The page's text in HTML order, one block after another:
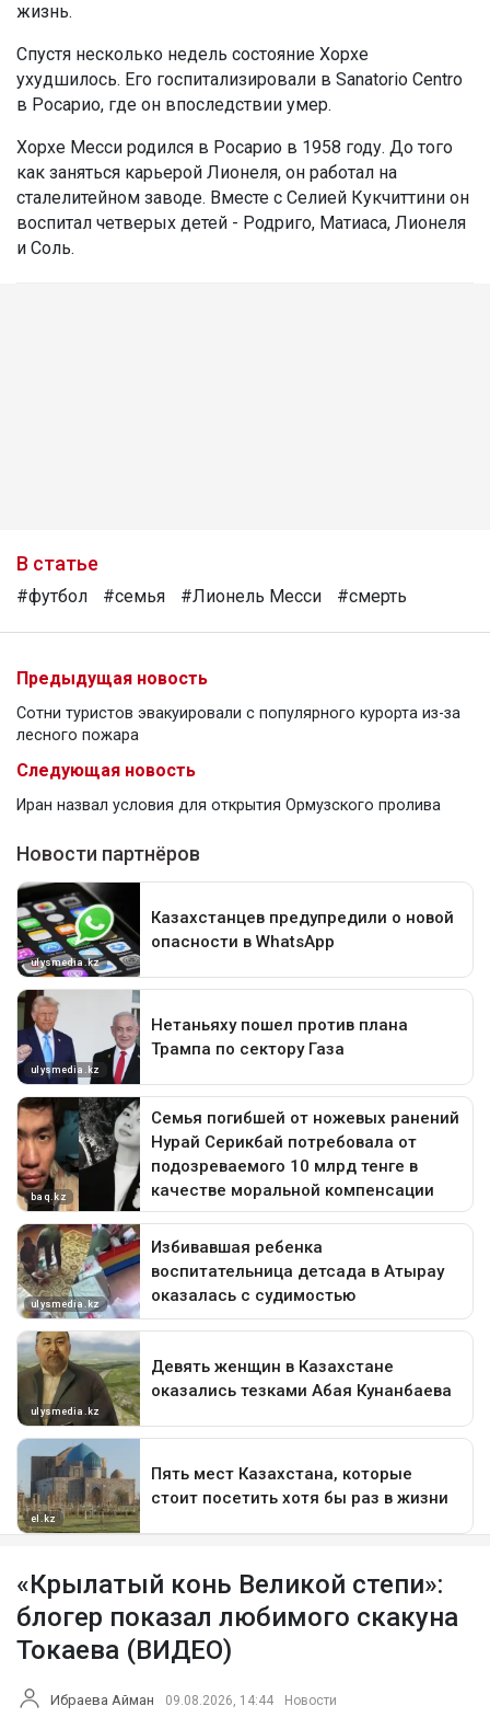
жизнь.
Спустя несколько недель состояние Хорхе
ухудшилось. Его госпитализировали в Sanatorio Centro
в Росарио, где он впоследствии умер.
Хорхе Месси родился в Росарио в 1958 году. До того
как заняться карьерой Лионеля, он работал на
сталелитейном заводе. Вместе с Селией Кукчиттини он
воспитал четверых детей - Родриго, Матиаса, Лионеля
и Соль.
В статье
#футбол #семья #Лионель Месси #смерть
Предыдущая новость
Сотни туристов эвакуировали с популярного курорта из-за
лесного пожара
Следующая новость
Иран назвал условия для открытия Ормузского пролива
«Крылатый конь Великой степи»:
блогер показал любимого скакуна
Токаева (ВИДЕО)
Ибраева Айман 09.08.2026, 14:44 Новости